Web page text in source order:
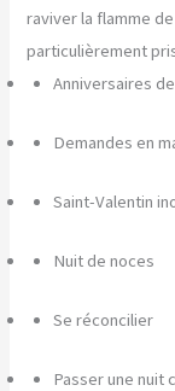
raviver la flamme
particulièrement
Anniversaires
Demandes en
Saint-Valentin
Nuit de noces
Se réconcilier
Passer une nuit